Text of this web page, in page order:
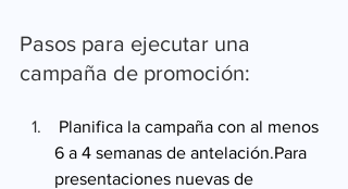
Pasos para ejecutar una
campaña de promoción:
6 a 4 semanas de antelación.Para
presentaciones nuevas de